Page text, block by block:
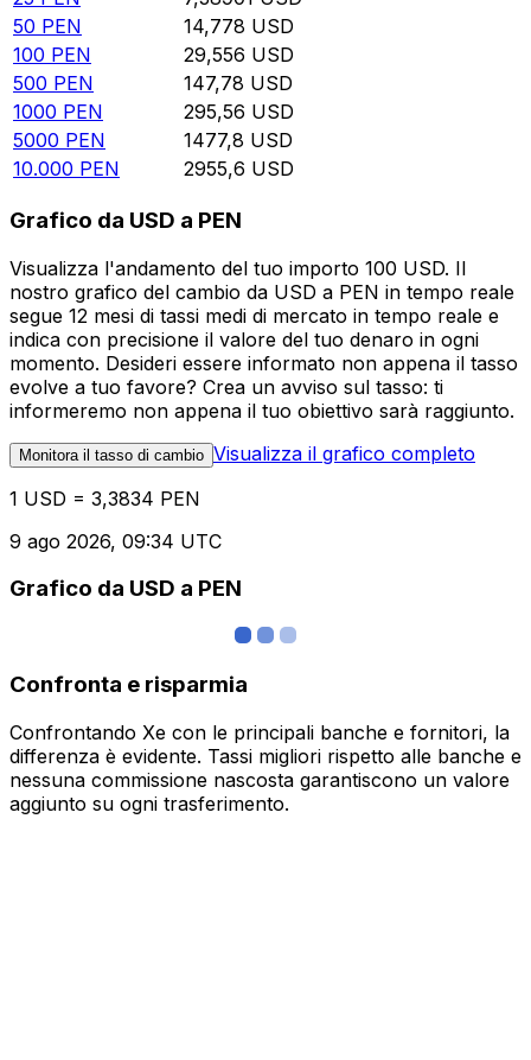
50 PEN 14,778 USD
100 PEN 29,556 USD
500 PEN 147,78 USD
1000 PEN 295,56 USD
5000 PEN 1477,8 USD
10.000 PEN 2955,6 USD
Grafico da USD a PEN
Visualizza l'andamento del tuo importo 100 USD. Il
nostro grafico del cambio da USD a PEN in tempo reale
segue 12 mesi di tassi medi di mercato in tempo reale e
indica con precisione il valore del tuo denaro in ogni
momento. Desideri essere informato non appena il tasso
evolve a tuo favore? Crea un avviso sul tasso: ti
informeremo non appena il tuo obiettivo sarà raggiunto.
Monitora il tasso di cambio Visualizza il grafico completo
1 USD = 3,3834 PEN
9 ago 2026, 09:34 UTC
Grafico da USD a PEN
Confronta e risparmia
Confrontando Xe con le principali banche e fornitori, la
differenza è evidente. Tassi migliori rispetto alle banche e
nessuna commissione nascosta garantiscono un valore
aggiunto su ogni trasferimento.